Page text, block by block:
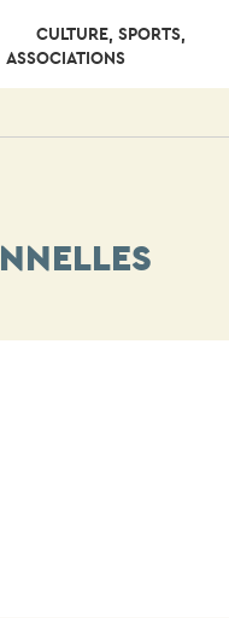
CULTURE, SPORTS,
ASSOCIATIONS